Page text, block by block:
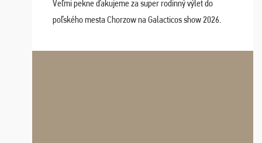
Veľmi pekne ďakujeme za super rodinný výlet do
poľského mesta Chorzow na Galacticos show 2026.
Navštívili sme aj zábavný park Legendia, previe ...